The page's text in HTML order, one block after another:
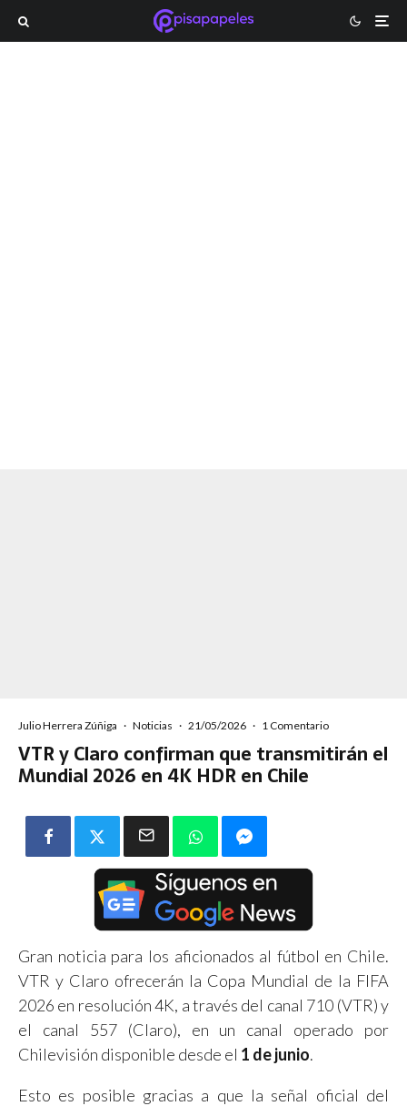
Julio Herrera Zúñiga · Noticias · 21/05/2026 · 1 Comentario
VTR y Claro confirman que transmitirán el
Mundial 2026 en 4K HDR en Chile
Gran noticia para los aficionados al fútbol en Chile.
VTR y Claro ofrecerán la Copa Mundial de la FIFA
2026 en resolución 4K, a través del canal 710 (VTR) y
el canal 557 (Claro), en un canal operado por
Chilevisión disponible desde el 1 de junio.
Esto es posible gracias a que la señal oficial del